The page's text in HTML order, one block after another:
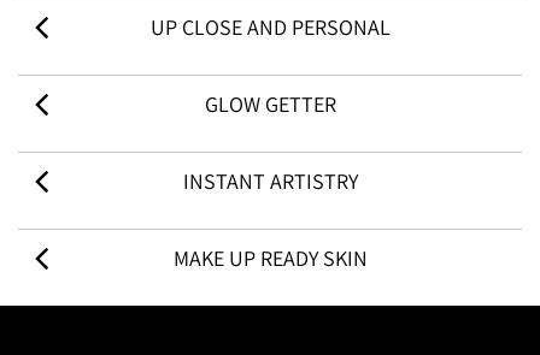
UP CLOSE AND PERSONAL
GLOW GETTER
INSTANT ARTISTRY
MAKE UP READY SKIN